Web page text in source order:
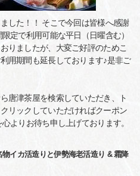
した！！ そこで今回は皆様へ感謝
定で利用可能な平日（日曜含む）
りましたが、大変ご好評のためこ
用期間も延長しております♪是非ご
唐津茶屋を検索していただき、ト
リックしていただければクーポン
よりお待ち申し上げております。
物イカ活造りと伊勢海老活造り & 霜降